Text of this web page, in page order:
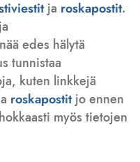
ja roskapostit.
edes hälytä
tunnistaa
kuten linkkejä
roskapostitjo ennen
myös tietojen